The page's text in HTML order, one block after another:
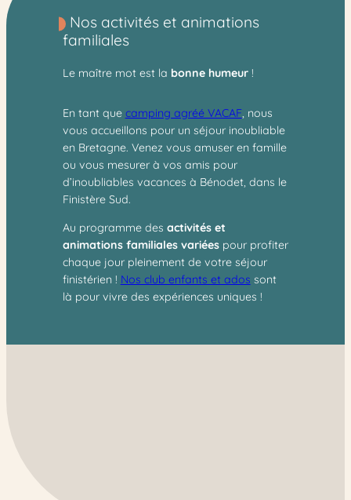
Nos activités et animations
familiales
Le maître mot est la bonne humeur!
En tant que camping agréé VACAF, nous
vous accueillons pour un séjour inoubliable
en Bretagne. Venez vous amuser en famille
ou vous mesurer à vos amis pour
d’inoubliables vacances à Bénodet, dans le
Finistère Sud.
Au programme des activités et
animations familiales variéespour profiter
chaque jour pleinement de votre séjour
finistérien ! Nos club enfants et ados sont
là pour vivre des expériences uniques !